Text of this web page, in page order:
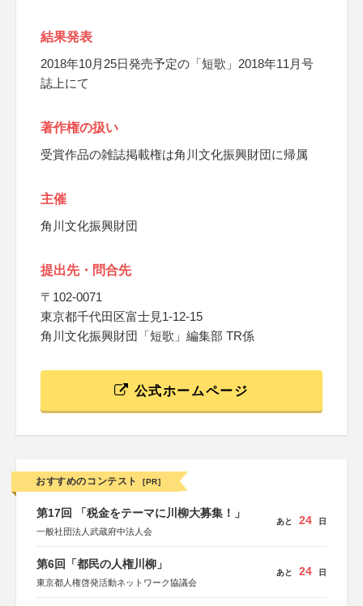
結果発表
2018年10月25日発売予定の「短歌」2018年11月号
誌上にて
著作権の扱い
受賞作品の雑誌掲載権は角川文化振興財団に帰属
主催
角川文化振興財団
提出先・問合先
〒102-0071
東京都千代田区富士見1-12-15
角川文化振興財団「短歌」編集部 TR係
公式ホームページ
おすすめのコンテスト [PR]
第17回 「税金をテーマに川柳大募集！」
一般社団法人武蔵府中法人会
あと 24 日
第6回「都民の人権川柳」
東京都人権啓発活動ネットワーク協議会
あと 24 日